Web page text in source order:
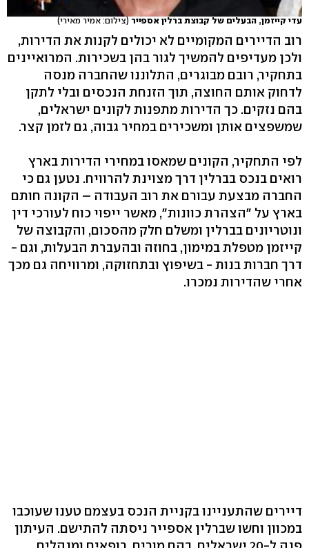
עדי קייזמן, הבעלים של קבוצת ברלין אספייר (צילום: אמיר מאירי)
רוב הדיירים המקומיים לא יכולים לקנות את הדירות,
ולכן מעדיפים להמשיך לגור בהן בשכירות. המרואיינים
בתחקיר, רובם מבוגרים, התלוננו שהחברה מנסה
לדחוק אותם החוצה, תוך הזנחת הנכסים ובלי לתקן
בהם נזקים. כך הדירות מתפנות לקונים ישראלים,
שמשפצים אותן ומשכירים במחיר גבוה, גם לזמן קצר.
לפי התחקיר, הקונים שמאסו במחירי הדירות בארץ
רואים בנכס בברלין דרך מצוינת להרוויח. נטען גם כי
החברה מבצעת עבורם את רוב העבודה – הקונה חותם
בארץ על "הצהרת כוונות", מאשר ייפוי כוח לעורכי דין
ונוטריונים בברלין ומשלם חלק מהסכום, והקבוצה של
קייזמן מטפלת במימון, בחוזה ובהעברת הבעלות, וגם -
דרך חברות בנות - בשיפוץ ובתחזוקה, ומרוויחה גם מכך
אחרי שהדירות נמכרו.
דיירים שהתעניינו בקניית הנכס בעצמם טענו שעוכבו
במכוון וחשו שברלין אספייר ניסתה להתישם. העיתון